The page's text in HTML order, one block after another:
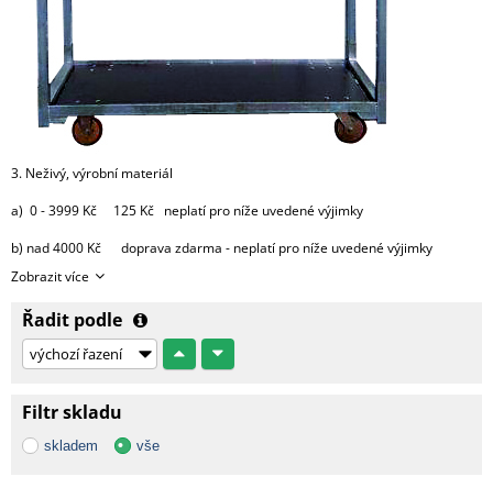
3. Neživý, výrobní materiál
a) 0 - 3999 Kč 125 Kč neplatí pro níže uvedené výjimky
b) nad 4000 Kč doprava zdarma - neplatí pro níže uvedené výjimky
výjimky:
- substráty, perlit, hnojiva, kůra 2000 Kč za každou započatou
paletu, 3500 Kč za 2 palety,
Od 10 palet doprava zdarma.
Zobrazit více
Řadit podle
Filtr skladu
skladem vše